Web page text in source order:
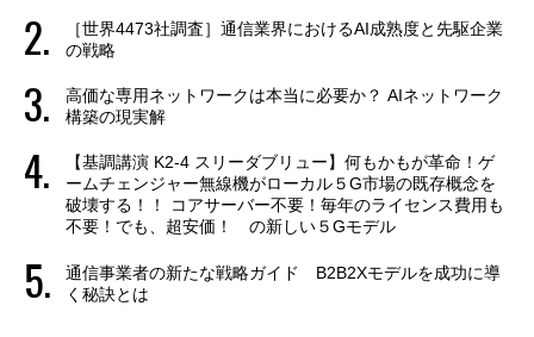
［世界4473社調査］通信業界におけるAI成熟度と先駆企業
の戦略
高価な専用ネットワークは本当に必要か？ AIネットワーク
構築の現実解
【基調講演 K2-4 スリーダブリュー】何もかもが革命！ゲ
ームチェンジャー無線機がローカル５G市場の既存概念を
破壊する！！ コアサーバー不要！毎年のライセンス費用も
不要！でも、超安価！ の新しい５Gモデル
通信事業者の新たな戦略ガイド B2B2Xモデルを成功に導
く秘訣とは